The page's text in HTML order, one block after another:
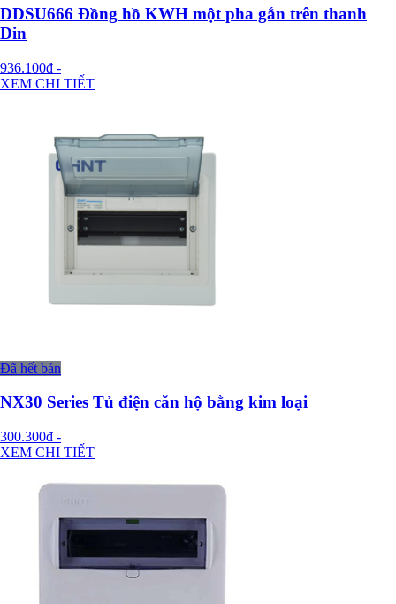
DDSU666 Đồng hồ KWH một pha gắn trên thanh
Din
936.100đ -
XEM CHI TIẾT
Đã hết bán
NX30 Series Tủ điện căn hộ bằng kim loại
300.300đ -
XEM CHI TIẾT